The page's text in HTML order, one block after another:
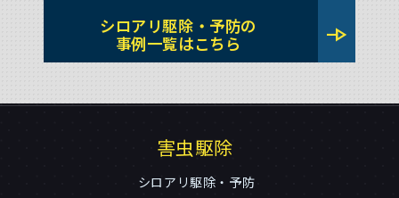
シロアリ駆除・予防の
事例一覧はこちら
line_end_arrow
害虫駆除
シロアリ駆除・予防